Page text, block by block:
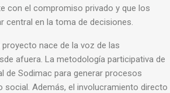
con el compromiso privado y que los
central en la toma de decisiones.
nace de la voz de las
afuera. La metodología participativa de
de Sodimac para generar procesos
Además, el involucramiento directo